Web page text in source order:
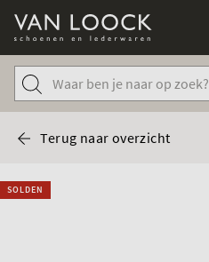
Terug naar overzicht
SOLDEN